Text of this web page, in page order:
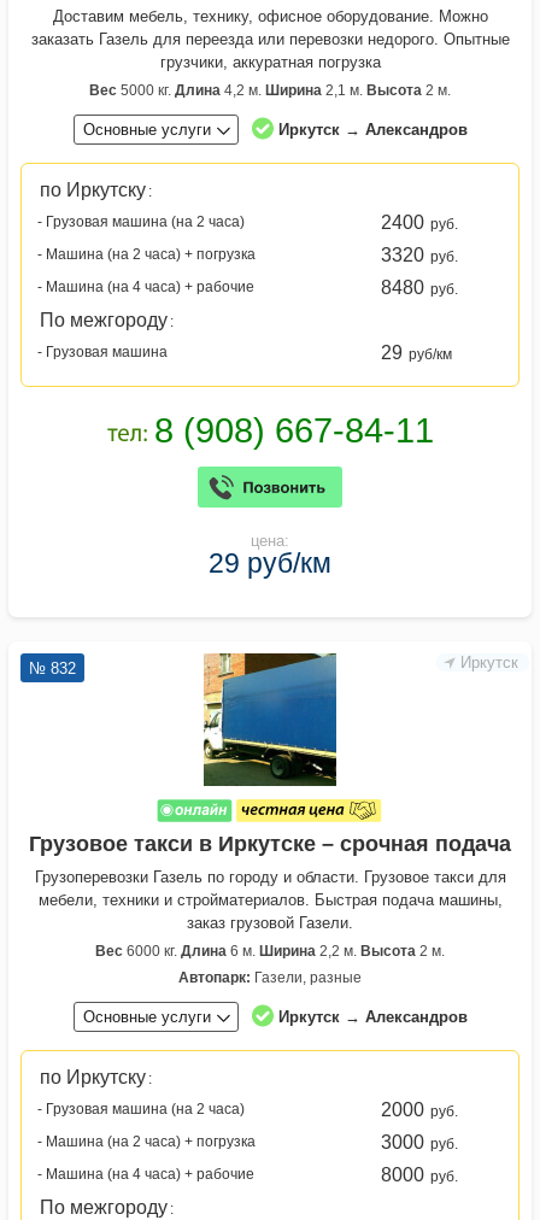
Доставим мебель, технику, офисное оборудование. Можно
заказать Газель для переезда или перевозки недорого. Опытные
грузчики, аккуратная погрузка
Вес 5000 кг. Длина 4,2 м. Ширина 2,1 м. Высота 2 м.
Основные услуги Иркутск → Александров
по Иркутску :
- Грузовая машина (на 2 часа)
2400 руб.
- Машина (на 2 часа) + погрузка
3320 руб.
- Машина (на 4 часа) + рабочие
8480 руб.
По межгороду :
- Грузовая машина
29 руб/км
цена:
29 руб/км
Иркутск
№ 832
Грузовое такси в Иркутске – срочная подача
Грузоперевозки Газель по городу и области. Грузовое такси для
мебели, техники и стройматериалов. Быстрая подача машины,
заказ грузовой Газели.
Вес 6000 кг. Длина 6 м. Ширина 2,2 м. Высота 2 м.
Автопарк: Газели, разные
Основные услуги Иркутск → Александров
по Иркутску :
- Грузовая машина (на 2 часа)
2000 руб.
- Машина (на 2 часа) + погрузка
3000 руб.
- Машина (на 4 часа) + рабочие
8000 руб.
По межгороду :